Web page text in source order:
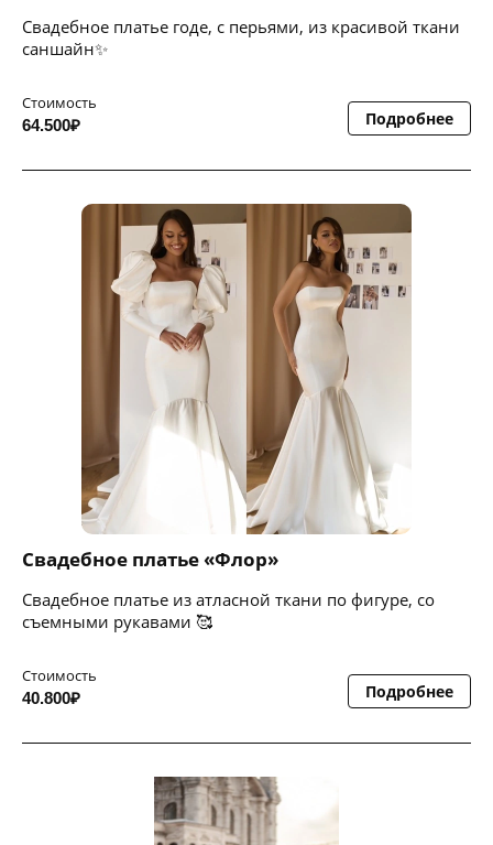
Свадебное платье годе, с перьями, из красивой ткани
саншайн✨
Стоимость
64.500₽ Подробнее
Свадебное платье «Флор»
Свадебное платье из атласной ткани по фигуре, со
съемными рукавами 🥰
Стоимость
40.800₽ Подробнее